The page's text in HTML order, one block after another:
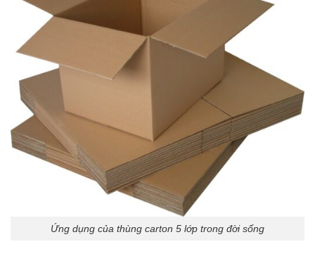
Ứng dụng của thùng carton 5 lớp trong đời sống